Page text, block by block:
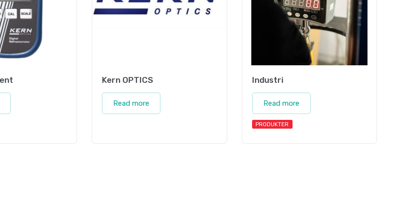
Kern OPTICS
Read more
Industri
Read more
PRODUKTER